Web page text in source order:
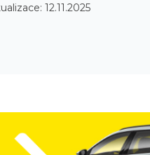
12.11.2025